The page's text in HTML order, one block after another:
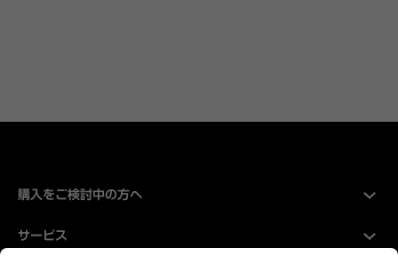
購入をご検討中の方へ
サービス